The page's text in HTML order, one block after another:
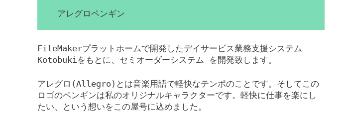
アレグロペンギン
FileMakerプラットホームで開発したデイサービス業務支援システム
Kotobukiをもとに、セミオーダーシステム を開発致します。
アレグロ(Allegro)とは音楽用語で軽快なテンポのことです。そしてこの
ロゴのペンギンは私のオリジナルキャラクターです。軽快に仕事を楽にし
たい、という想いをこの屋号に込めました。